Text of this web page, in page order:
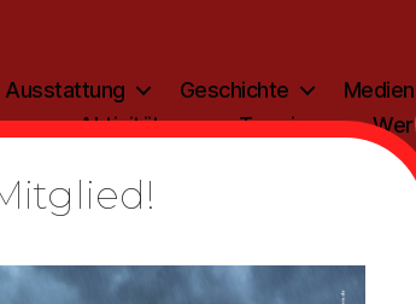
Ausstattung Geschichte Medien
Aktivitäten Termine